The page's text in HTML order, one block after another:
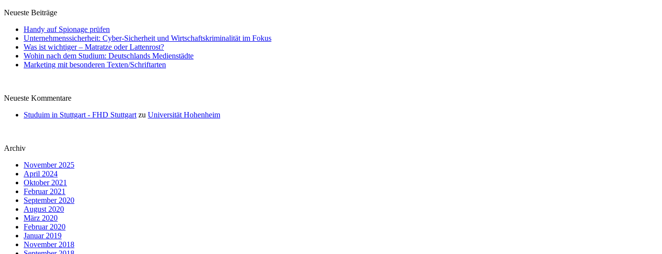
Neueste Beiträge
Handy auf Spionage prüfen
Unternehmenssicherheit: Cyber-Sicherheit und Wirtschaftskriminalität im Fokus
Was ist wichtiger – Matratze oder Lattenrost?
Wohin nach dem Studium: Deutschlands Medienstädte
Marketing mit besonderen Texten/Schriftarten
Neueste Kommentare
Studuim in Stuttgart - FHD Stuttgart zu Universität Hohenheim
Archiv
November 2025
April 2024
Oktober 2021
Februar 2021
September 2020
August 2020
März 2020
Februar 2020
Januar 2019
November 2018